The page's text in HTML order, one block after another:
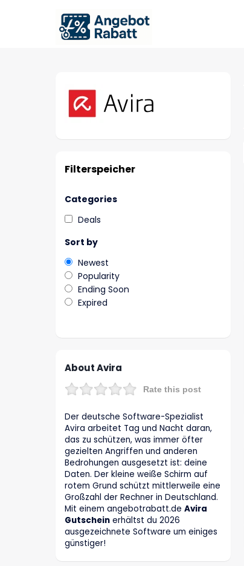
Filterspeicher
Categories
Deals
Sort by
Newest
Popularity
Ending Soon
Expired
About Avira
Rate this post
Der deutsche Software-Spezialist
Avira arbeitet Tag und Nacht daran,
das zu schützen, was immer öfter
gezielten Angriffen und anderen
Bedrohungen ausgesetzt ist: deine
Daten. Der kleine weiße Schirm auf
rotem Grund schützt mittlerweile eine
Großzahl der Rechner in Deutschland.
Mit einem angebotrabatt.de Avira
Gutschein erhältst du 2026
ausgezeichnete Software um einiges
günstiger!